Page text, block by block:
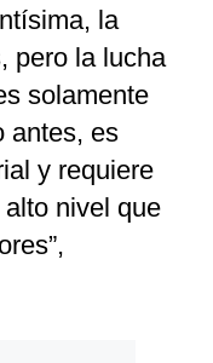
la
pero la lucha
solamente
antes, es
y requiere
nivel que